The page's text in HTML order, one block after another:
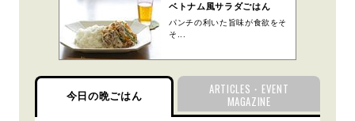
ベトナム風サラダごはん
パンチの利いた旨味が食欲をそ
そ...
今日の晩ごはん
ARTICLES・EVENT
MAGAZINE